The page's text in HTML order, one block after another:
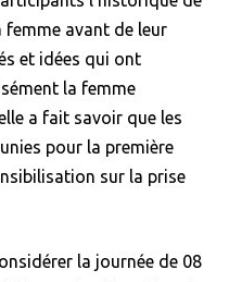
avant de leur
et idées qui ont
la femme
a fait savoir que les
pour la première
sur la prise
la journée de 08